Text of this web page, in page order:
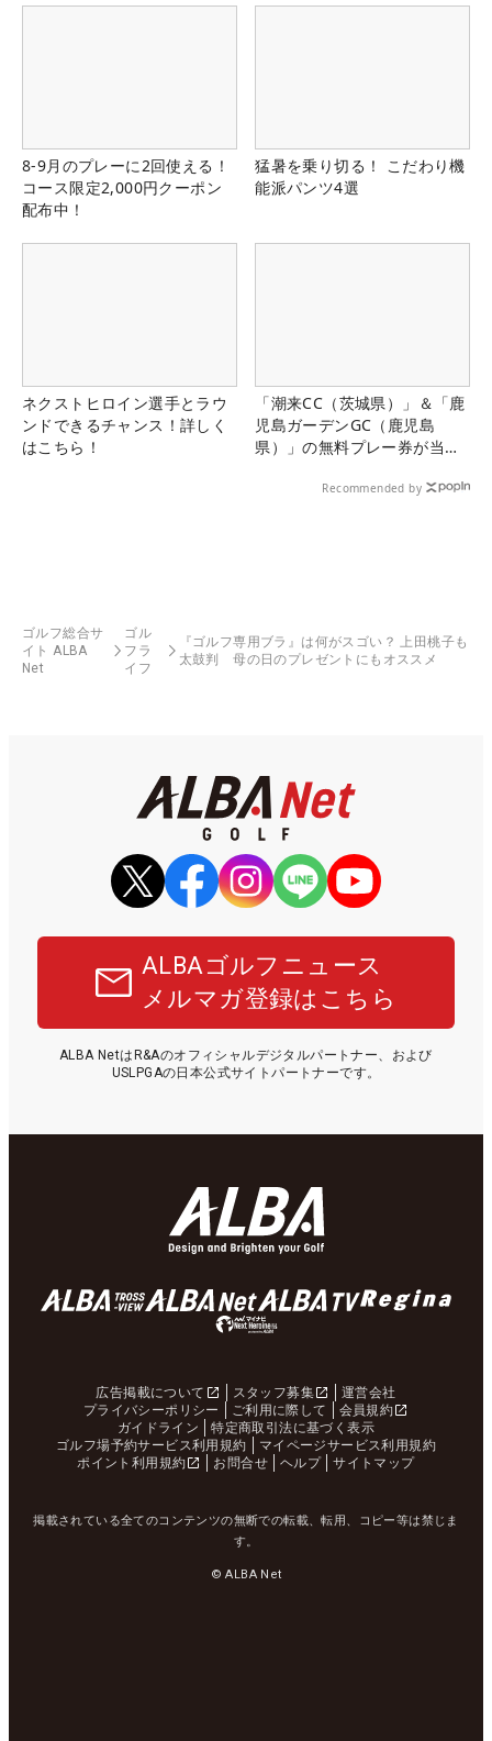
8-9月のプレーに2回使える！
コース限定2,000円クーポン
配布中！
猛暑を乗り切る！ こだわり機
能派パンツ4選
ネクストヒロイン選手とラウ
ンドできるチャンス！詳しく
はこちら！
「潮来CC（茨城県）」＆「鹿
児島ガーデンGC（鹿児島
県）」の無料プレー券が当た
Recommended by
ゴルフ総合サ
イト ALBA
Net
ゴル
フラ
イフ
『ゴルフ専用ブラ』は何がスゴい？ 上田桃子も
太鼓判 母の日のプレゼントにもオススメ
ALBAゴルフニュース
メルマガ登録はこちら
ALBA NetはR&Aのオフィシャルデジタルパートナー、および
USLPGAの日本公式サイトパートナーです。
広告掲載について スタッフ募集
運営会社
プライバシーポリシー
ご利用に際して
会員規約
ガイドライン
特定商取引法に基づく表示
ゴルフ場予約サービス利用規約
マイページサービス利用規約
ポイント利用規約
お問合せ ヘルプ サイトマップ
掲載されている全てのコンテンツの無断での転載、転用、コピー等は禁じま
す。
© ALBA Net